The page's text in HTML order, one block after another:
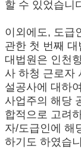
할 수 있었습니
이외에도, 도급
관한 첫 번째
대법원은 인천
사 하청 근로자
설공사에 대하
사업주의 해당
합적으로 고려
자/도급인에 해
하기도 하였습